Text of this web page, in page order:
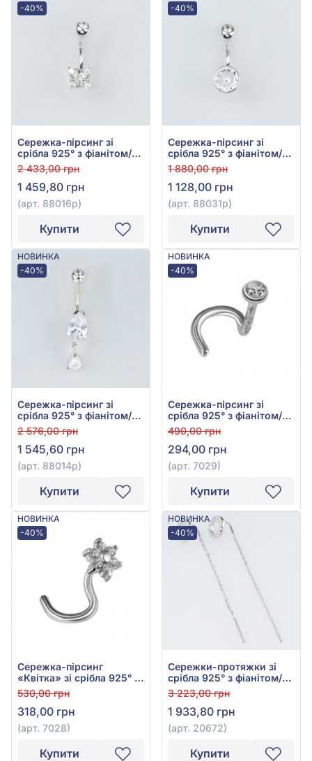
-40%
Сережка-пірсинг зі
срібла 925° з фіанітом/
куб.цирконієм, арт.
88016р
2 433,00 грн
1 459,80 грн
(арт. 88016р)
Купити
-40%
Сережка-пірсинг зі
срібла 925° з фіанітом/
куб.цирконієм, арт.
88031р
1 880,00 грн
1 128,00 грн
(арт. 88031р)
Купити
НОВИНКА
-40%
Сережка-пірсинг зі
срібла 925° з фіанітом/
куб.цирконієм, арт.
88014р
2 576,00 грн
1 545,60 грн
(арт. 88014р)
Купити
НОВИНКА
-40%
Сережка-пірсинг зі
срібла 925° з фіанітом/
куб.цирконієм, арт. 7029
490,00 грн
294,00 грн
(арт. 7029)
Купити
НОВИНКА
-40%
Сережка-пірсинг
«Квітка» зі срібла 925° з
фіанітом/куб.цирконієм,
арт. 7028
530,00 грн
318,00 грн
(арт. 7028)
Купити
НОВИНКА
-40%
Сережки-протяжки зі
срібла 925° з фіанітом/
куб.цирконієм, арт.
20672
3 223,00 грн
1 933,80 грн
(арт. 20672)
Купити